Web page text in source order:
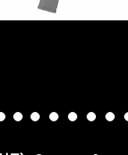
9 10 11 12 13 14